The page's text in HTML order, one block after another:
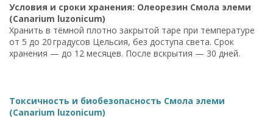
Условия и сроки хранения: Олеорезин Смола элеми
(Canarium luzonicum)
Хранить в тёмной плотно закрытой таре при температуре
от 5 до 20 градусов Цельсия, без доступа света. Срок
хранения — до 12 месяцев. После вскрытия — 30 дней.
Токсичность и биобезопасность Смола элеми
(Canarium luzonicum)